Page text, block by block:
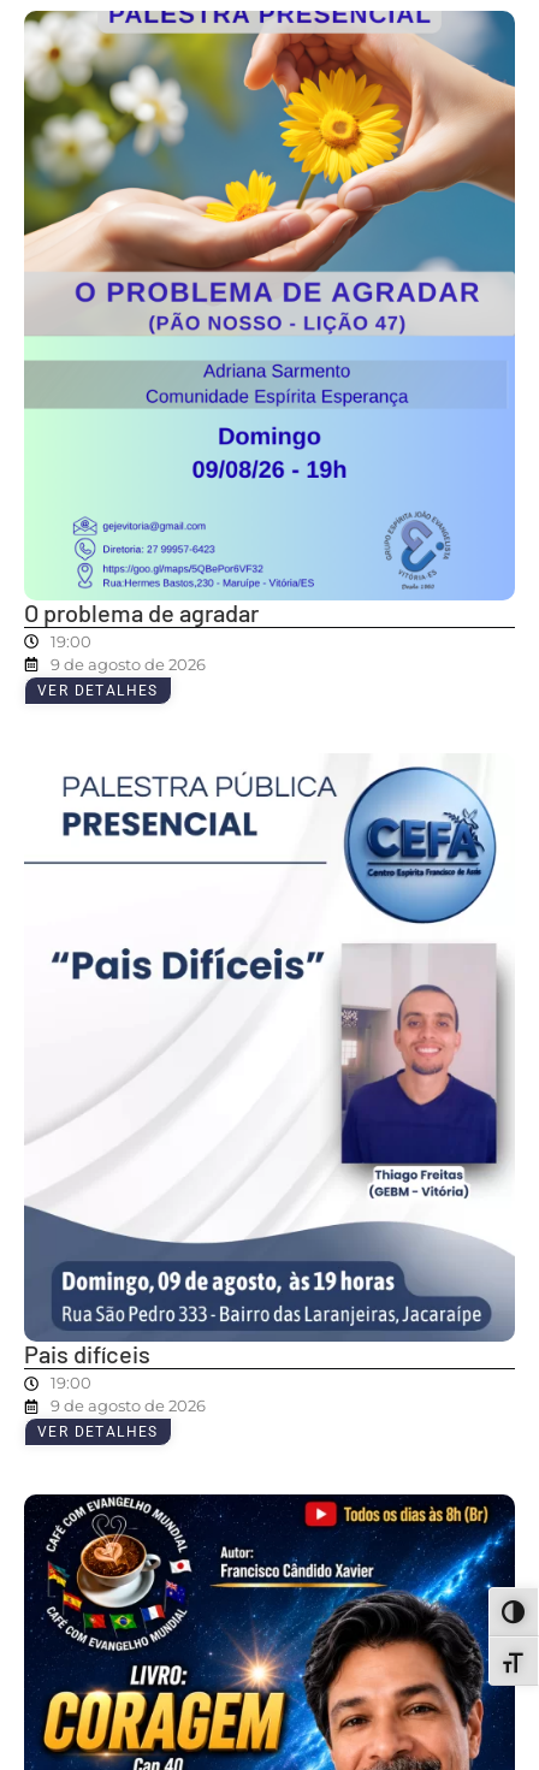
O problema de agradar
19:00
9 de agosto de 2026
VER DETALHES
Pais difíceis
19:00
9 de agosto de 2026
VER DETALHES